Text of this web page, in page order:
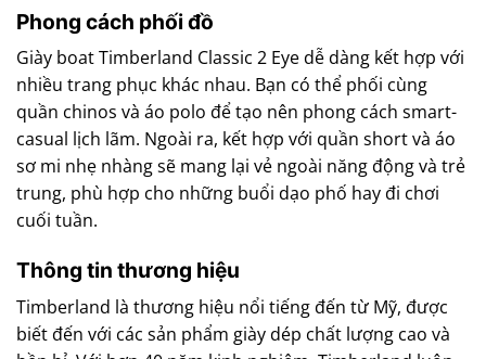
Phong cách phối đồ
Giày boat Timberland Classic 2 Eye dễ dàng kết hợp với
nhiều trang phục khác nhau. Bạn có thể phối cùng
quần chinos và áo polo để tạo nên phong cách smart-
casual lịch lãm. Ngoài ra, kết hợp với quần short và áo
sơ mi nhẹ nhàng sẽ mang lại vẻ ngoài năng động và trẻ
trung, phù hợp cho những buổi dạo phố hay đi chơi
cuối tuần.
Thông tin thương hiệu
Timberland là thương hiệu nổi tiếng đến từ Mỹ, được
biết đến với các sản phẩm giày dép chất lượng cao và